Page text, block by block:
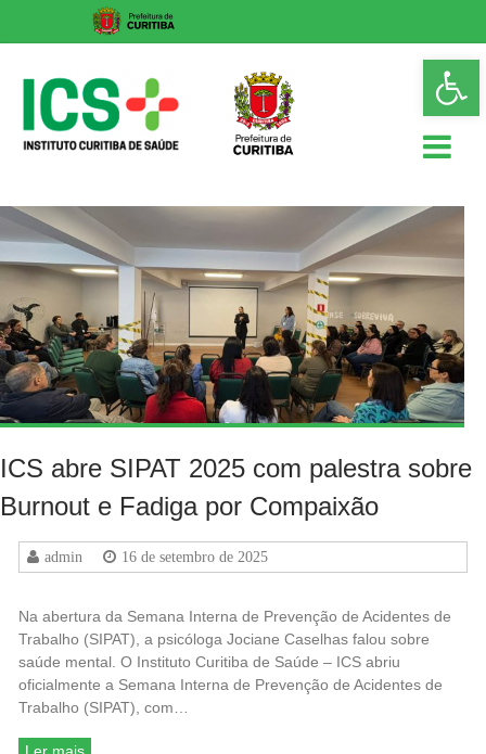
content
ICS
Instituto
Curitiba
de
Saúde
ICS abre SIPAT 2025 com palestra sobre
Burnout e Fadiga por Compaixão
admin 16 de setembro de 2025
Na abertura da Semana Interna de Prevenção de Acidentes de
Trabalho (SIPAT), a psicóloga Jociane Caselhas falou sobre
saúde mental. O Instituto Curitiba de Saúde – ICS abriu
oficialmente a Semana Interna de Prevenção de Acidentes de
Trabalho (SIPAT), com…